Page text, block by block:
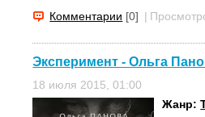
Комментарии [0] |
Эксперимент - Ольга
18 июля 2015, 01:00
Жанр: